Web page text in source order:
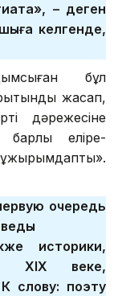
– деген
келгенде,
бұл
жасап,
дәрежесіне
еліре-
очередь
историки,
XIX веке,
слову: поэту